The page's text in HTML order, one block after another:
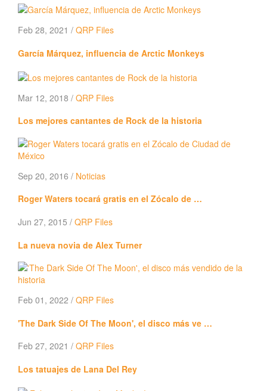
Feb 28, 2021 / QRP Files
García Márquez, influencia de Arctic Monkeys
Mar 12, 2018 / QRP Files
Los mejores cantantes de Rock de la historia
Sep 20, 2016 / Noticias
Roger Waters tocará gratis en el Zócalo de …
Jun 27, 2015 / QRP Files
La nueva novia de Alex Turner
Feb 01, 2022 / QRP Files
'The Dark Side Of The Moon', el disco más ve …
Feb 27, 2021 / QRP Files
Los tatuajes de Lana Del Rey